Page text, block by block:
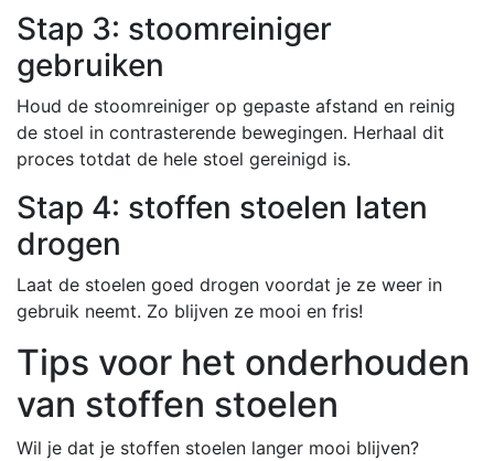
Stap 3: stoomreiniger
gebruiken
Houd de stoomreiniger op gepaste afstand en reinig
de stoel in contrasterende bewegingen. Herhaal dit
proces totdat de hele stoel gereinigd is.
Stap 4: stoffen stoelen laten
drogen
Laat de stoelen goed drogen voordat je ze weer in
gebruik neemt. Zo blijven ze mooi en fris!
Tips voor het onderhouden
van stoffen stoelen
Wil je dat je stoffen stoelen langer mooi blijven?